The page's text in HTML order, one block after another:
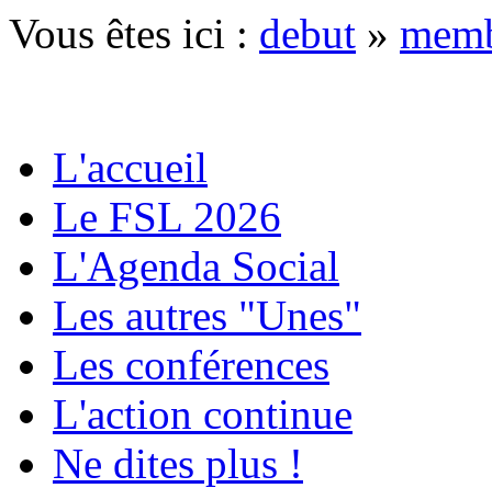
Vous êtes ici : debut »
L'accueil
Le FSL 2026
L'Agenda Social
Les autres "Unes"
Les conférences
L'action continue
Ne dites plus !